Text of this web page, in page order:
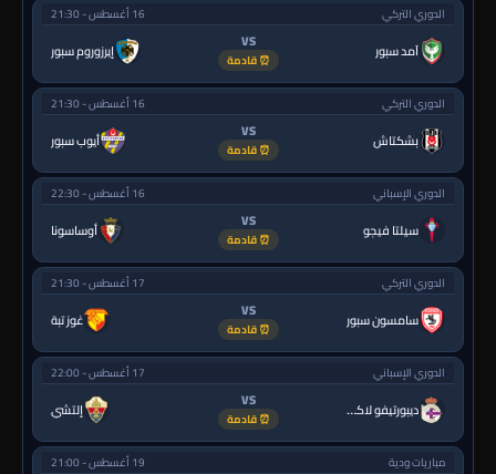
الدوري التركي 16 أغسطس - 21:30
آمد سبور VS
⏰ قادمة إيرزوروم سبور
الدوري التركي 16 أغسطس - 21:30
بشكتاش VS
⏰ قادمة أيوب سبور
الدوري الإسباني 16 أغسطس - 22:30
سيلتا فيجو VS
⏰ قادمة أوساسونا
الدوري التركي 17 أغسطس - 21:30
سامسون سبور VS
⏰ قادمة غوز تبة
الدوري الإسباني 17 أغسطس - 22:00
ديبورتيفو لاكورونيا VS
⏰ قادمة إلتشي
مباريات ودية 19 أغسطس - 21:00